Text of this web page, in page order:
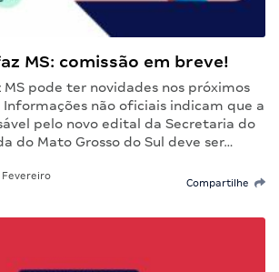
MS: comissão em breve!
MS pode ter novidades nos próximos
Informações não oficiais indicam que a
pelo novo edital da Secretaria do
do Mato Grosso do Sul deve ser…
Fevereiro
Compartilhe